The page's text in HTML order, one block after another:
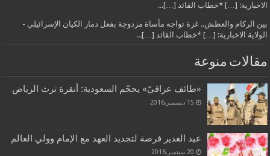
الاخبارية: […] *خطاب القائد […]...
بين الركام والعطش.. غزة تواجه مأساة مزدوجة بفعل دمار الكيان الإسرائيلي -
الولاية الاخبارية: […] *خطاب القائد […]...
مقالات منوعة
«طائف عراقيّ» يحجّم السعودية: أنقرة ترث الرياض
15 ديسمبر,2016
عيد الغدير فرصة لتجديد العهد مع الإمام وولي العالم
20 سبتمبر,2016